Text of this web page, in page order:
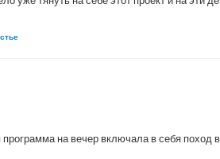
на вечер включала в себя поход